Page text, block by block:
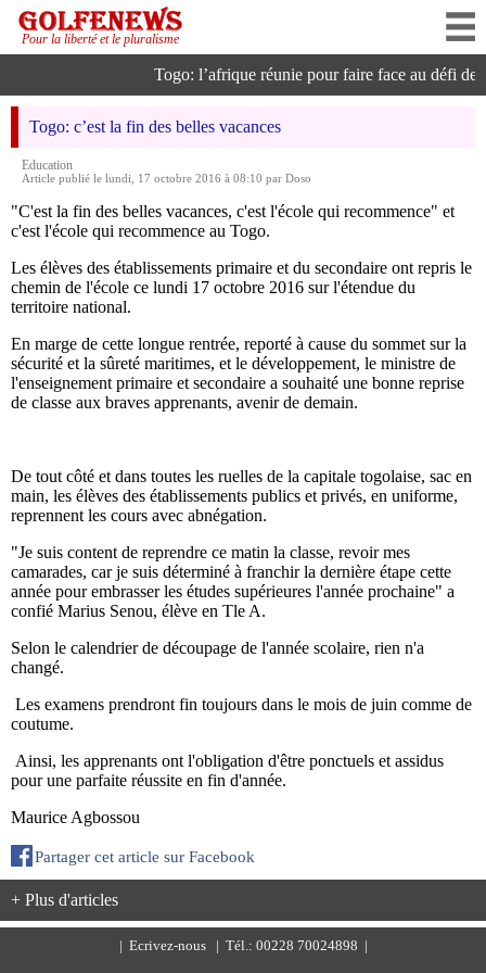
Pour la liberté et le pluralisme
Togo: l’afrique réunie pour faire face au défi de
Togo: c’est la fin des belles vacances
Education
Article publié le lundi, 17 octobre 2016 à 08:10 par Doso
"C'est la fin des belles vacances, c'est l'école qui recommence" et
c'est l'école qui recommence au Togo.
Les élèves des établissements primaire et du secondaire ont repris le
chemin de l'école ce lundi 17 octobre 2016 sur l'étendue du
territoire national.
En marge de cette longue rentrée, reporté à cause du sommet sur la
sécurité et la sûreté maritimes, et le développement, le ministre de
l'enseignement primaire et secondaire a souhaité une bonne reprise
de classe aux braves apprenants, avenir de demain.
De tout côté et dans toutes les ruelles de la capitale togolaise, sac en
main, les élèves des établissements publics et privés, en uniforme,
reprennent les cours avec abnégation.
"Je suis content de reprendre ce matin la classe, revoir mes
camarades, car je suis déterminé à franchir la dernière étape cette
année pour embrasser les études supérieures l'année prochaine" a
confié Marius Senou, élève en Tle A.
Selon le calendrier de découpage de l'année scolaire, rien n'a
changé.
Les examens prendront fin toujours dans le mois de juin comme de
coutume.
Ainsi, les apprenants ont l'obligation d'être ponctuels et assidus
pour une parfaite réussite en fin d'année.
Maurice Agbossou
Partager cet article sur Facebook
+ Plus d'articles
Ecrivez-nous | Tél.: 00228 70024898 |